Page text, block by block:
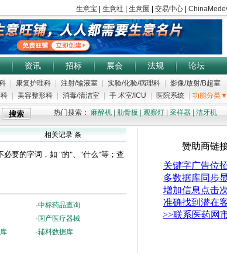
资讯 招标 展会 法规 论坛
康复护理科 注射/输液室 实验/化验/病理科
影像/放射/B超室
美容整形科 消毒/清洁室 手 术室/ICU 医院系统 功能分类▼
热门搜索： 麻醉机| 肋骨板 观察灯| 采样器| 洁牙机
相关记录 条
必要的字词，如 "的"、"什么"等；查
·中标药品查询
· 国产医疗器械
·辅料数据库